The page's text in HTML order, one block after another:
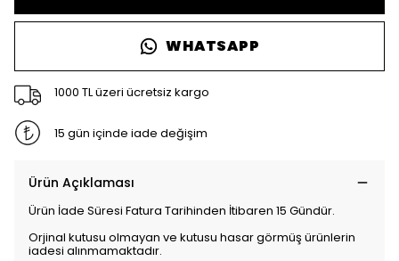
WHATSAPP
1000 TL üzeri ücretsiz kargo
15 gün içinde iade değişim
Ürün Açıklaması
Ürün İade Süresi Fatura Tarihinden İtibaren 15 Gündür.
Orjinal kutusu olmayan ve kutusu hasar görmüş ürünlerin
iadesi alınmamaktadır.